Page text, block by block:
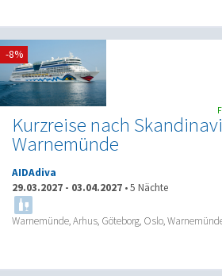
Kurzreise nach
Warnemünde
AIDAdiva
29.03.2027 - 03.04.2027 •5 Nächte
Warnemünde, Arhus, Göteborg, Oslo,
-8%